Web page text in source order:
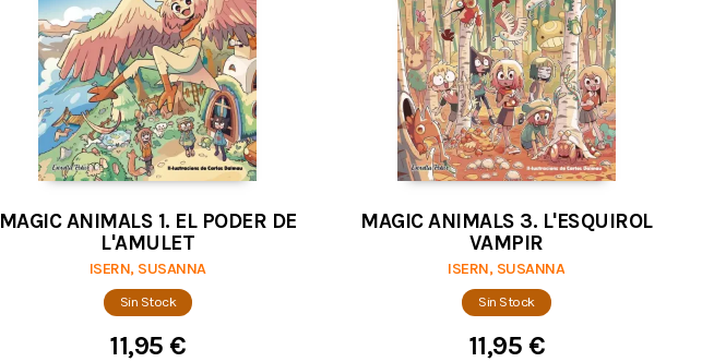
MAGIC ANIMALS 1. EL PODER DE
L'AMULET
ISERN, SUSANNA
Sin Stock
11,95 €
MAGIC ANIMALS 3. L'ESQUIROL
VAMPIR
ISERN, SUSANNA
Sin Stock
11,95 €